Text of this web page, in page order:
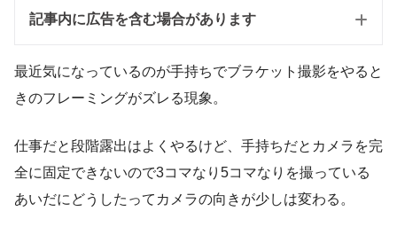
記事内に広告を含む場合があります
最近気になっているのが手持ちでブラケット撮影をやると
きのフレーミングがズレる現象。
仕事だと段階露出はよくやるけど、手持ちだとカメラを完
全に固定できないので3コマなり5コマなりを撮っている
あいだにどうしたってカメラの向きが少しは変わる。